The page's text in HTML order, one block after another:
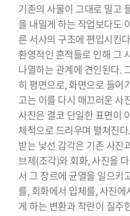
기존의 사물이 그대로 밀고
을 내밀게 하는 작업보다도
른 서사의 구조에 편입시킨
환영적인 흔적들로 인해 그
나열하는 관계에 견인된다.
히 평면으로, 화면으로 들어
고는 이를 다시 매끄러운 사
사진은 결코 단일한 표면이
체적으로 드리우며 펼쳐진
받는 낯선 감각은 기존 사진
브제(조각)와 회화, 사진을
서 그 장르에 균열을 일으키
를, 회화에서 입체를, 사진
게 하는 변환과 착란이 질주